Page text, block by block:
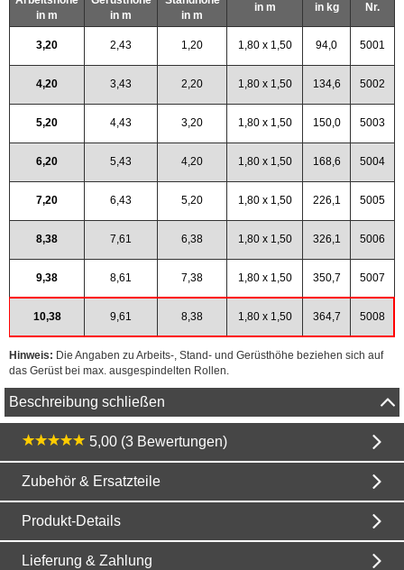
in m
in m
in m
in m
in kg
Nr.
3,20 2,43 1,20 1,80 x 1,50 94,0 5001
4,20 3,43 2,20 1,80 x 1,50 134,6 5002
5,20 4,43 3,20 1,80 x 1,50 150,0 5003
6,20 5,43 4,20 1,80 x 1,50 168,6 5004
7,20 6,43 5,20 1,80 x 1,50 226,1 5005
8,38 7,61 6,38 1,80 x 1,50 326,1 5006
9,38 8,61 7,38 1,80 x 1,50 350,7 5007
10,38 9,61 8,38 1,80 x 1,50 364,7 5008
Hinweis: Die Angaben zu Arbeits-, Stand- und Gerüsthöhe beziehen sich auf
das Gerüst bei max. ausgespindelten Rollen.
Beschreibung schließen
5,00 (3 Bewertungen)
Zubehör & Ersatzteile
Produkt-Details
Lieferung & Zahlung